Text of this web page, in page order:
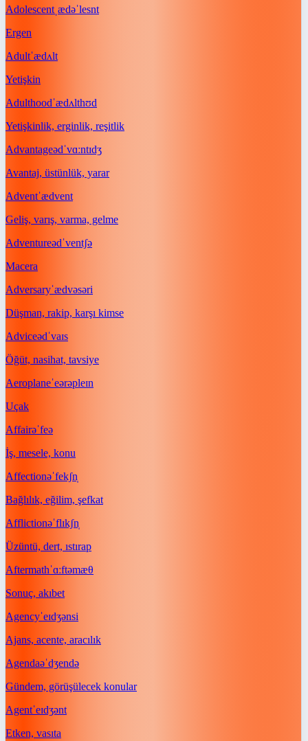
Adolescent ˌædəˈlesnt
Ergen
Adultˈædʌlt
Yetişkin
Adulthoodˈædʌlthʊd
Yetişkinlik, erginlik, reşitlik
Advantageədˈvɑːntɪdʒ
Avantaj, üstünlük, yarar
Adventˈædvent
Geliş, varış, varma, gelme
Adventureədˈventʃə
Macera
Adversaryˈædvəsəri
Düşman, rakip, karşı kimse
Adviceədˈvaɪs
Öğüt, nasihat, tavsiye
Aeroplaneˈeərəpleɪn
Uçak
Affairəˈfeə
İş, mesele, konu
Affectionəˈfekʃn̩
Bağlılık, eğilim, şefkat
Afflictionəˈflɪkʃn̩
Üzüntü, dert, ıstırap
Aftermathˈɑːftəmæθ
Sonuç, akıbet
Agencyˈeɪdʒənsi
Ajans, acente, aracılık
Agendaəˈdʒendə
Gündem, görüşülecek konular
Agentˈeɪdʒənt
Etken, vasıta